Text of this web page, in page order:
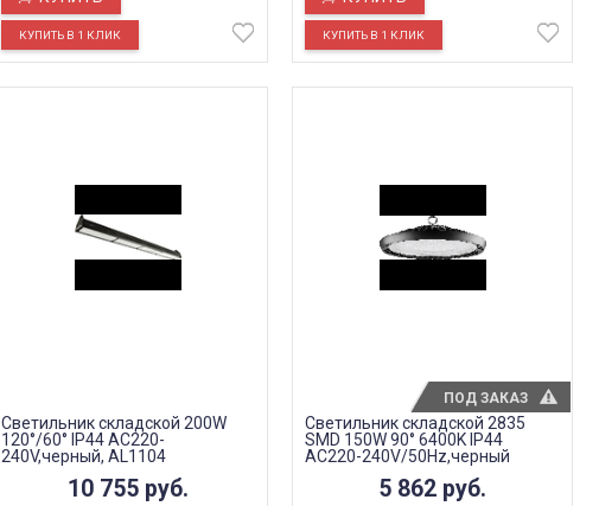
Светильник складской 200W
120°/60° IP44 AC220-
240V,черный, AL1104
10 755 руб.
Светильник складской 2835
SMD 150W 90° 6400K IP44
AC220-240V/50Hz,черный
5 862 руб.
ПОД ЗАКАЗ